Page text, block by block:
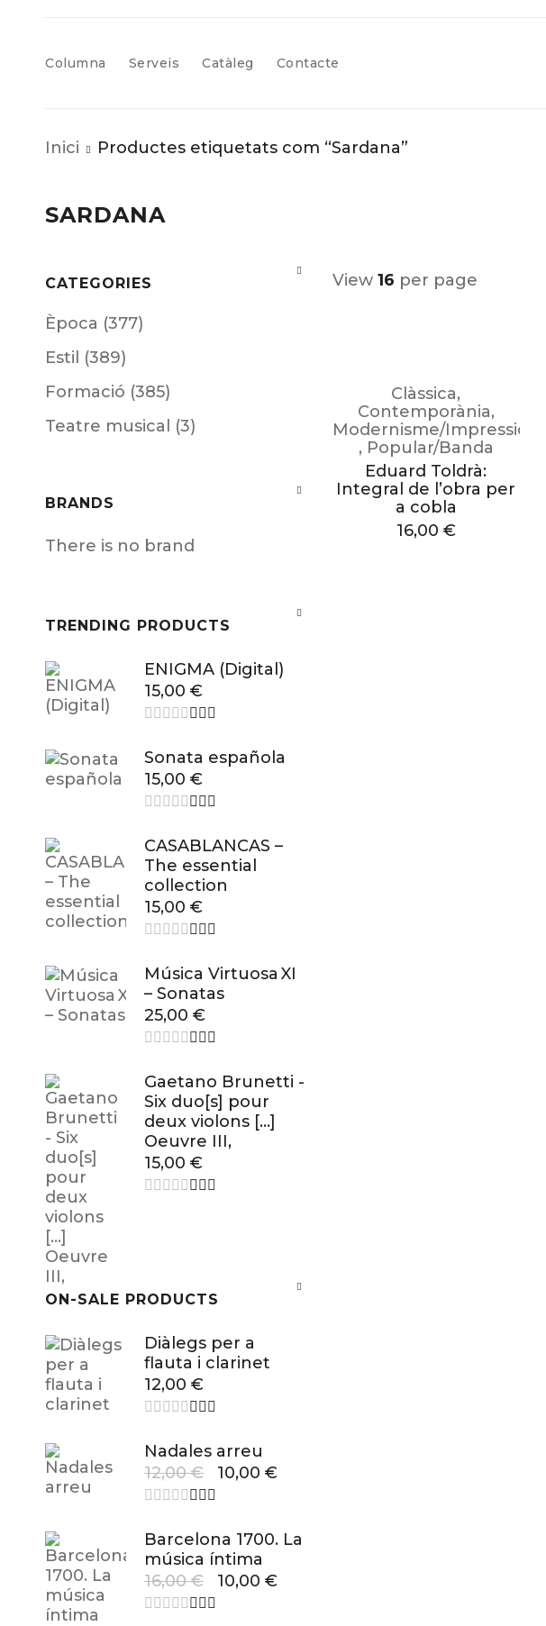
Columna Serveis Catàleg Contacte
Inici Productes etiquetats com “Sardana”
SARDANA
CATEGORIES
Època (377)
Estil (389)
Formació (385)
Teatre musical (3)
BRANDS
There is no brand
TRENDING PRODUCTS
ENIGMA (Digital)
15,00 €
Sonata española
15,00 €
CASABLANCAS –
The essential
collection
15,00 €
Música Virtuosa XI
– Sonatas
25,00 €
Gaetano Brunetti -
Six duo[s] pour
deux violons […]
Oeuvre III,
15,00 €
ON-SALE PRODUCTS
Diàlegs per a
flauta i clarinet
12,00 €
Nadales arreu
12,00€ 10,00 €
Barcelona 1700. La
música íntima
16,00€ 10,00 €
View 16 per page
Clàssica,
Contemporània,
Modernisme/
, Popular/Banda
Eduard Toldrà:
Integral de l’obra per
a cobla
16,00 €